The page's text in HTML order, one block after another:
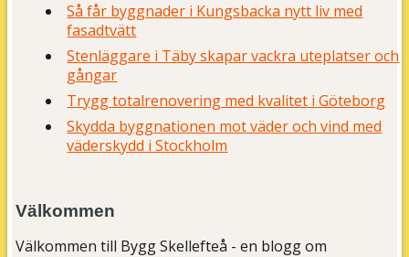
Så får byggnader i Kungsbacka nytt liv med
fasadtvätt
Stenläggare i Täby skapar vackra uteplatser och
gångar
Trygg totalrenovering med kvalitet i Göteborg
Skydda byggnationen mot väder och vind med
väderskydd i Stockholm
Välkommen
Välkommen till Bygg Skellefteå - en blogg om